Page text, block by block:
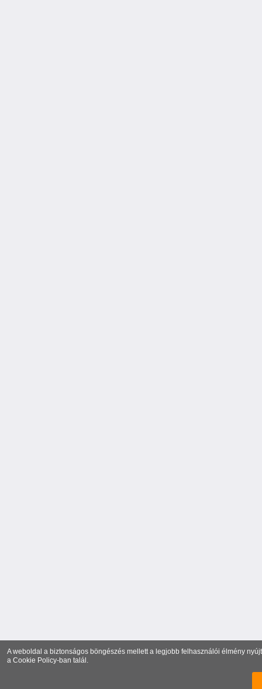
A weboldal a biztonságos böngészés mellett a legjobb felhasználói élmény
a Cookie Policy-ban talál.